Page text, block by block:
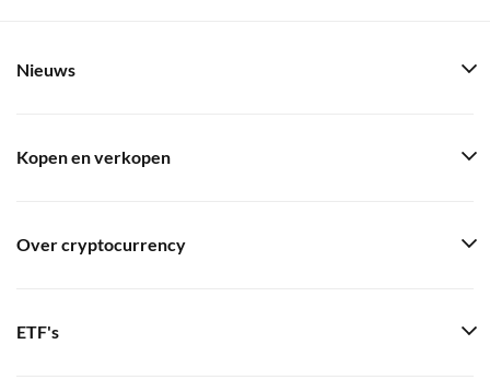
Nieuws
Kopen en verkopen
Over cryptocurrency
ETF's